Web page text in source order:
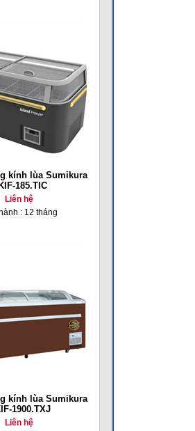
kính lùa Sumikura
185.TIC
Liên hệ
: 12 tháng
kính lùa Sumikura
1900.TXJ
Liên hệ